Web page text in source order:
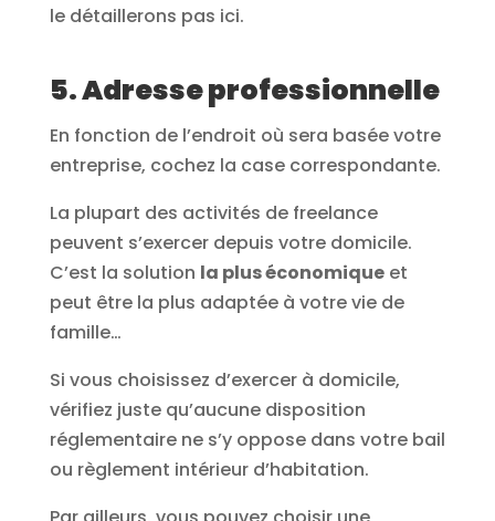
le détaillerons pas ici.
5. Adresse professionnelle
En fonction de l’endroit où sera basée votre
entreprise, cochez la case correspondante.
La plupart des activités de freelance
peuvent s’exercer depuis votre domicile.
C’est la solution la plus économiqueet
peut être la plus adaptée à votre vie de
famille…
Si vous choisissez d’exercer à domicile,
vérifiez juste qu’aucune disposition
réglementaire ne s’y oppose dans votre bail
ou règlement intérieur d’habitation.